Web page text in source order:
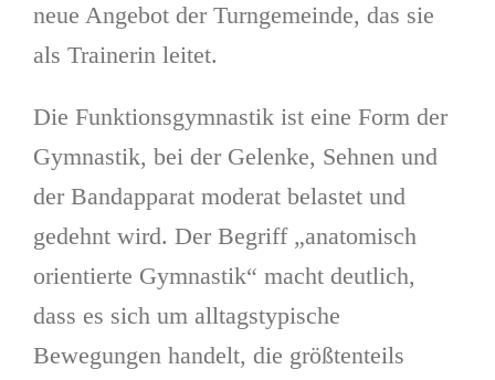
neue Angebot der Turngemeinde, das sie
als Trainerin leitet.
Die Funktionsgymnastik ist eine Form der
Gymnastik, bei der Gelenke, Sehnen und
der Bandapparat moderat belastet und
gedehnt wird. Der Begriff „anatomisch
orientierte Gymnastik“ macht deutlich,
dass es sich um alltagstypische
Bewegungen handelt, die größtenteils